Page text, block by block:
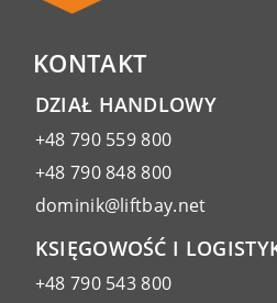
KONTAKT
DZIAŁ HANDLOWY
+48 790 559 800
+48 790 848 800
dominik@liftbay.net
KSIĘGOWOŚĆ I
+48 790 543 800